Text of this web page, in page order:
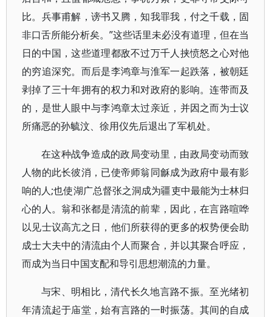
比。兵事甫解，谤书又腾，知我罪我，付之千载，固
非口舌所能分析矣。”这些话里未必没有道理，但在当
日的中国，这些道理都敌不过万千人挟愤怒之心对他
的穷追深究。而后是李鸿章与淮军一起跌落，被朝廷
剥掉了三十年拥有的权力和对政府的影响。连带而及
的，是世人眼中与李鸿章太过亲近，并因之而为士议
所痛恶的孙毓汶、徐用仪先后退出了军机处。
在这种战争造成的政局变动里，由政局变动而致
人物的此长彼消，已使帝师翁同龢成为政府中最有影
响的人;也使湖广总督张之洞成为疆吏中最能为士林归
心的人。翁和张都是清流的前辈，因此，在言路喧哗
以见士议高亢之日，他们所获得的更多的权势便会助
成士大夫中的清流由个人而聚合，并以其聚合呼应，
而成为当日中国支配和导引思想潮流的力量。
与宋、明相比，清代长久地言路不振。至光绪初
年清流起于庙堂，始有言路的一时振荡。其间的自成